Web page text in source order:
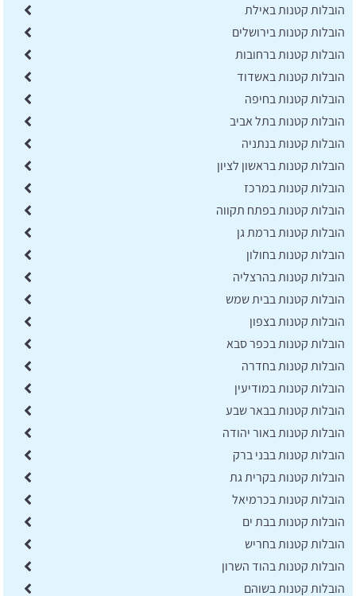
הובלות קטנות באילת
הובלות קטנות בירושלים
הובלות קטנות ברחובות
הובלות קטנות באשדוד
הובלות קטנות בחיפה
הובלות קטנות בתל אביב
הובלות קטנות בנתניה
הובלות קטנות בראשון לציון
הובלות קטנות במרכז
הובלות קטנות בפתח תקווה
הובלות קטנות ברמת גן
הובלות קטנות בחולון
הובלות קטנות בהרצליה
הובלות קטנות בבית שמש
הובלות קטנות בצפון
הובלות קטנות בכפר סבא
הובלות קטנות בחדרה
הובלות קטנות במודיעין
הובלות קטנות בבאר שבע
הובלות קטנות באור יהודה
הובלות קטנות בבני ברק
הובלות קטנות בקרית גת
הובלות קטנות בכרמיאל
הובלות קטנות בבת ים
הובלות קטנות בחריש
הובלות קטנות בהוד השרון
הובלות קטנות בשוהם